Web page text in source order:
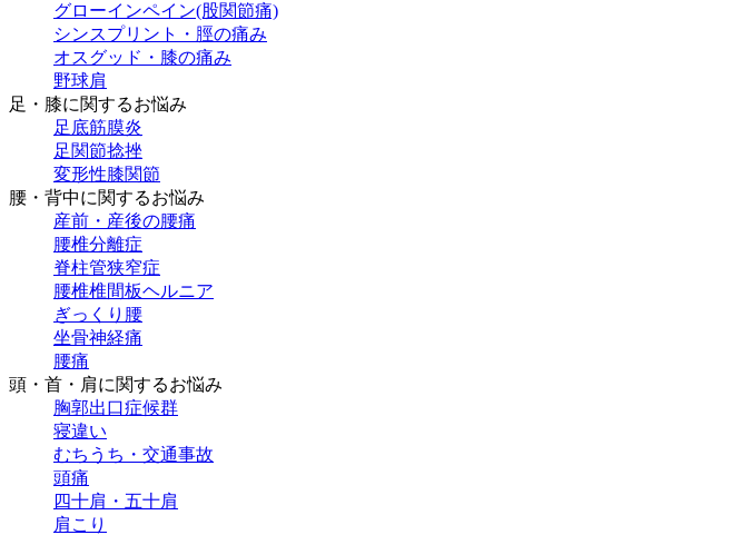
グローインペイン(股関節痛)
シンスプリント・脛の痛み
オスグッド・膝の痛み
野球肩
足・膝に関するお悩み
足底筋膜炎
足関節捻挫
変形性膝関節
腰・背中に関するお悩み
産前・産後の腰痛
腰椎分離症
脊柱管狭窄症
腰椎椎間板ヘルニア
ぎっくり腰
坐骨神経痛
腰痛
頭・首・肩に関するお悩み
胸郭出口症候群
寝違い
むちうち・交通事故
頭痛
四十肩・五十肩
肩こり